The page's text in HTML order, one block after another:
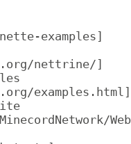
examples]
nettrine/]
examples.html]